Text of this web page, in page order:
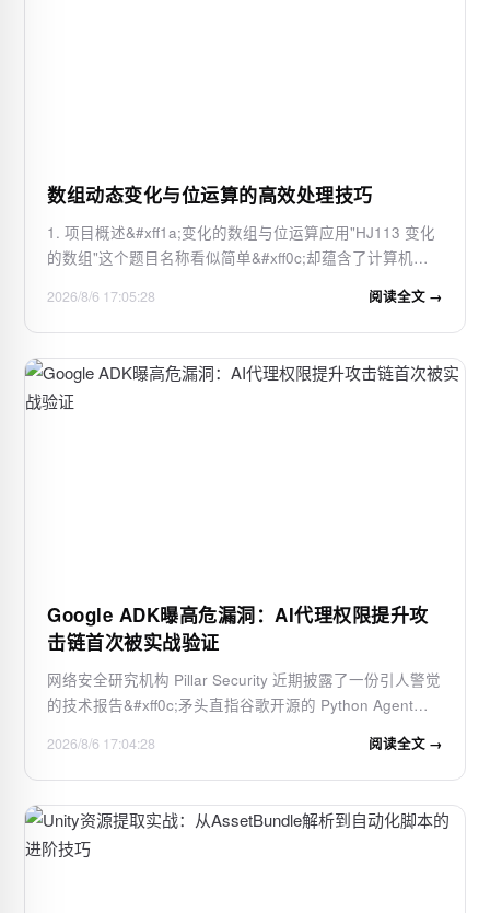
数组动态变化与位运算的高效处理技巧
1. 项目概述&#xff1a;变化的数组与位运算应用"HJ113 变化
的数组"这个题目名称看似简单&#xff0c;却蕴含了计算机科
法竞赛辅导的工程师&#xff0c;我见过太多选手在面对这类问
题时陷入困境。实际上&#xff…
2026/8/6 17:05:28 阅读全文 →
Google ADK曝高危漏洞：AI代理权限提升攻
击链首次被实战验证
网络安全研究机构 Pillar Security 近期披露了一份引人警觉
的技术报告&#xff0c;矛头直指谷歌开源的 Python Agent
示了一个此前几乎未被业界正视的隐患&#xff1a;当多个 AI
代理在 GitHub 仓库的自动化流水线…
2026/8/6 17:04:28 阅读全文 →